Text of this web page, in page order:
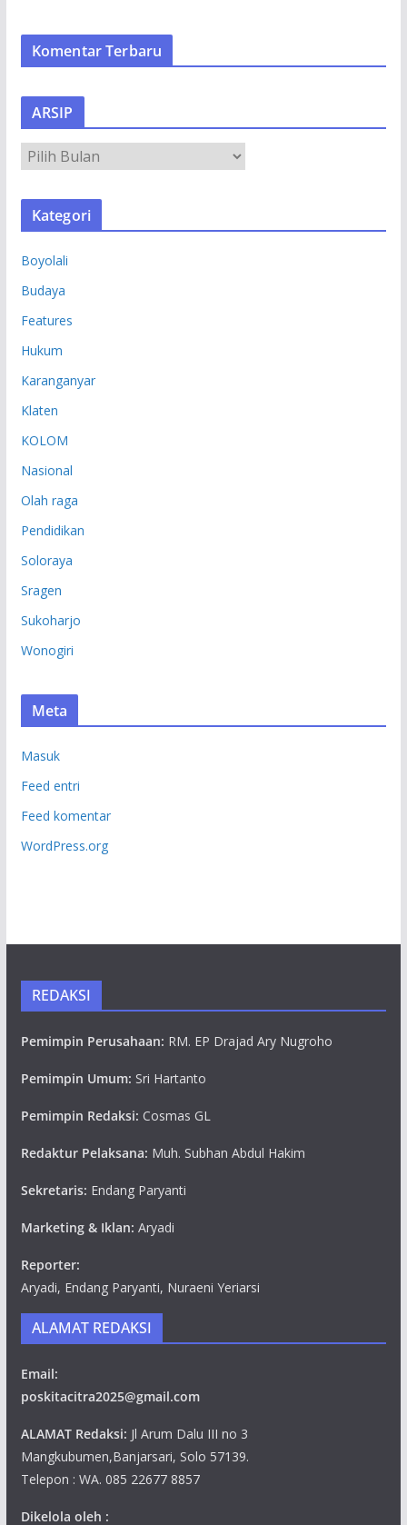
Komentar Terbaru
ARSIP
R
S
Kategori
Boyolali
Budaya
Features
Hukum
Karanganyar
Klaten
KOLOM
Nasional
Olah raga
Pendidikan
Soloraya
Sragen
Sukoharjo
Wonogiri
Meta
Masuk
Feed entri
Feed komentar
WordPress.org
REDAKSI
Pemimpin Perusahaan: RM. EP Drajad Ary Nugroho
Pemimpin Umum: Sri Hartanto
Pemimpin Redaksi: Cosmas GL
Redaktur Pelaksana: Muh. Subhan Abdul Hakim
Sekretaris: Endang Paryanti
Marketing & Iklan: Aryadi
Reporter:
Aryadi, Endang Paryanti, Nuraeni Yeriarsi
ALAMAT REDAKSI
Email:
poskitacitra2025@gmail.com
ALAMAT Redaksi: Jl Arum Dalu III no 3
Mangkubumen,Banjarsari, Solo 57139.
Telepon : WA. 085 22677 8857
Dikelola oleh :